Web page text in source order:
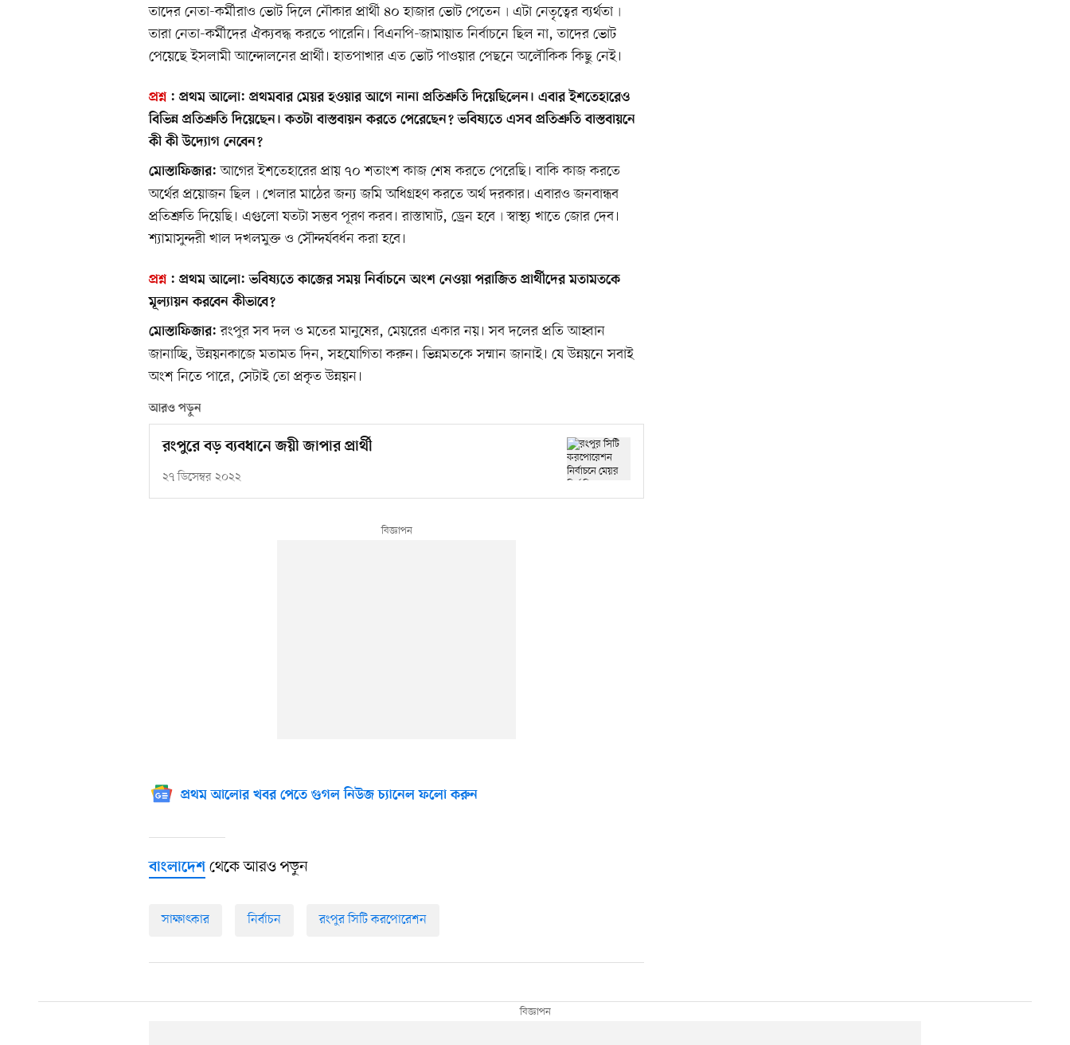
তাদের নেতা-কর্মীরাও ভোট দিলে নৌকার প্রার্থী ৪০ হাজার ভোট পেতেন৷ এটা নেতৃত্বের ব্যর্থতা৷
তারা নেতা-কর্মীদের ঐক্যবদ্ধ করতে পারেনি। বিএনপি-জামায়াত নির্বাচনে ছিল না, তাদের ভোট
পেয়েছে ইসলামী আন্দোলনের প্রার্থী। হাতপাখার এত ভোট পাওয়ার পেছনে অলৌকিক কিছু নেই।
প্রশ্ন: প্রথম আলো: প্রথমবার মেয়র হওয়ার আগে নানা প্রতিশ্রুতি দিয়েছিলেন। এবার ইশতেহারেও
বিভিন্ন প্রতিশ্রুতি দিয়েছেন। কতটা বাস্তবায়ন করতে পেরেছেন? ভবিষ্যতে এসব প্রতিশ্রুতি বাস্তবায়নে
কী কী উদ্যোগ নেবেন?
মোস্তাফিজার: আগের ইশতেহারের প্রায় ৭০ শতাংশ কাজ শেষ করতে পেরেছি। বাকি কাজ করতে
অর্থের প্রয়োজন ছিল৷ খেলার মাঠের জন্য জমি অধিগ্রহণ করতে অর্থ দরকার। এবারও জনবান্ধব
প্রতিশ্রুতি দিয়েছি। এগুলো যতটা সম্ভব পূরণ করব। রাস্তাঘাট, ড্রেন হবে৷ স্বাস্থ্য খাতে জোর দেব।
শ্যামাসুন্দরী খাল দখলমুক্ত ও সৌন্দর্যবর্ধন করা হবে।
প্রশ্ন: প্রথম আলো: ভবিষ্যতে কাজের সময় নির্বাচনে অংশ নেওয়া পরাজিত প্রার্থীদের মতামতকে
মূল্যায়ন করবেন কীভাবে?
মোস্তাফিজার: রংপুর সব দল ও মতের মানুষের, মেয়রের একার নয়। সব দলের প্রতি আহ্বান
জানাচ্ছি, উন্নয়নকাজে মতামত দিন, সহযোগিতা করুন। ভিন্নমতকে সম্মান জানাই। যে উন্নয়নে সবাই
অংশ নিতে পারে, সেটাই তো প্রকৃত উন্নয়ন।
আরও পড়ুন
রংপুরে বড় ব্যবধানে জয়ী জাপার প্রার্থী
২৭ ডিসেম্বর ২০২২
প্রথম আলোর খবর পেতে গুগল নিউজ চ্যানেল ফলো করুন
বাংলাদেশ থেকে আরও পড়ুন
সাক্ষাৎকার নির্বাচন রংপুর সিটি করপোরেশন